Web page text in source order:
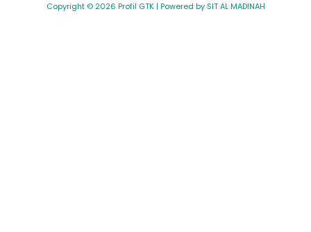
Copyright © 2026 Profil GTK | Powered by SIT AL MADINAH